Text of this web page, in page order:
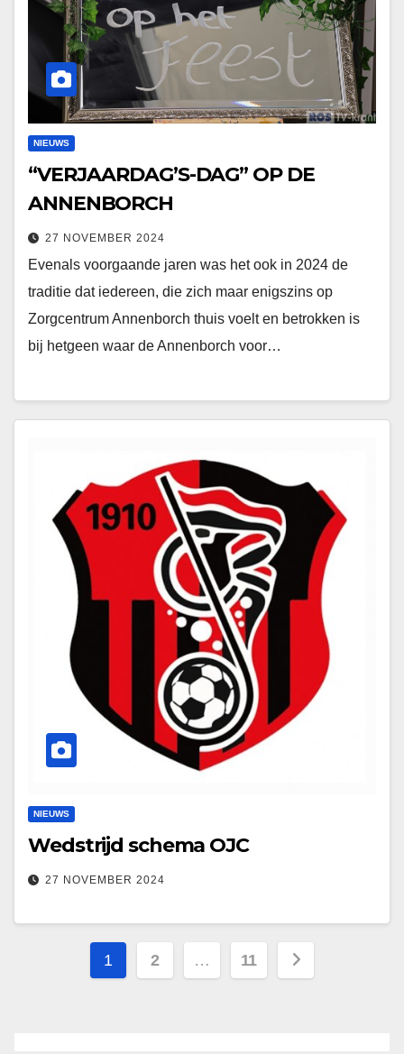
NIEUWS
“VERJAARDAG’S-DAG” OP DE
ANNENBORCH
27 NOVEMBER 2024
Evenals voorgaande jaren was het ook in 2024 de
traditie dat iedereen, die zich maar enigszins op
Zorgcentrum Annenborch thuis voelt en betrokken is
bij hetgeen waar de Annenborch voor…
NIEUWS
Wedstrijd schema OJC
27 NOVEMBER 2024
Berichten
1 2 … 11